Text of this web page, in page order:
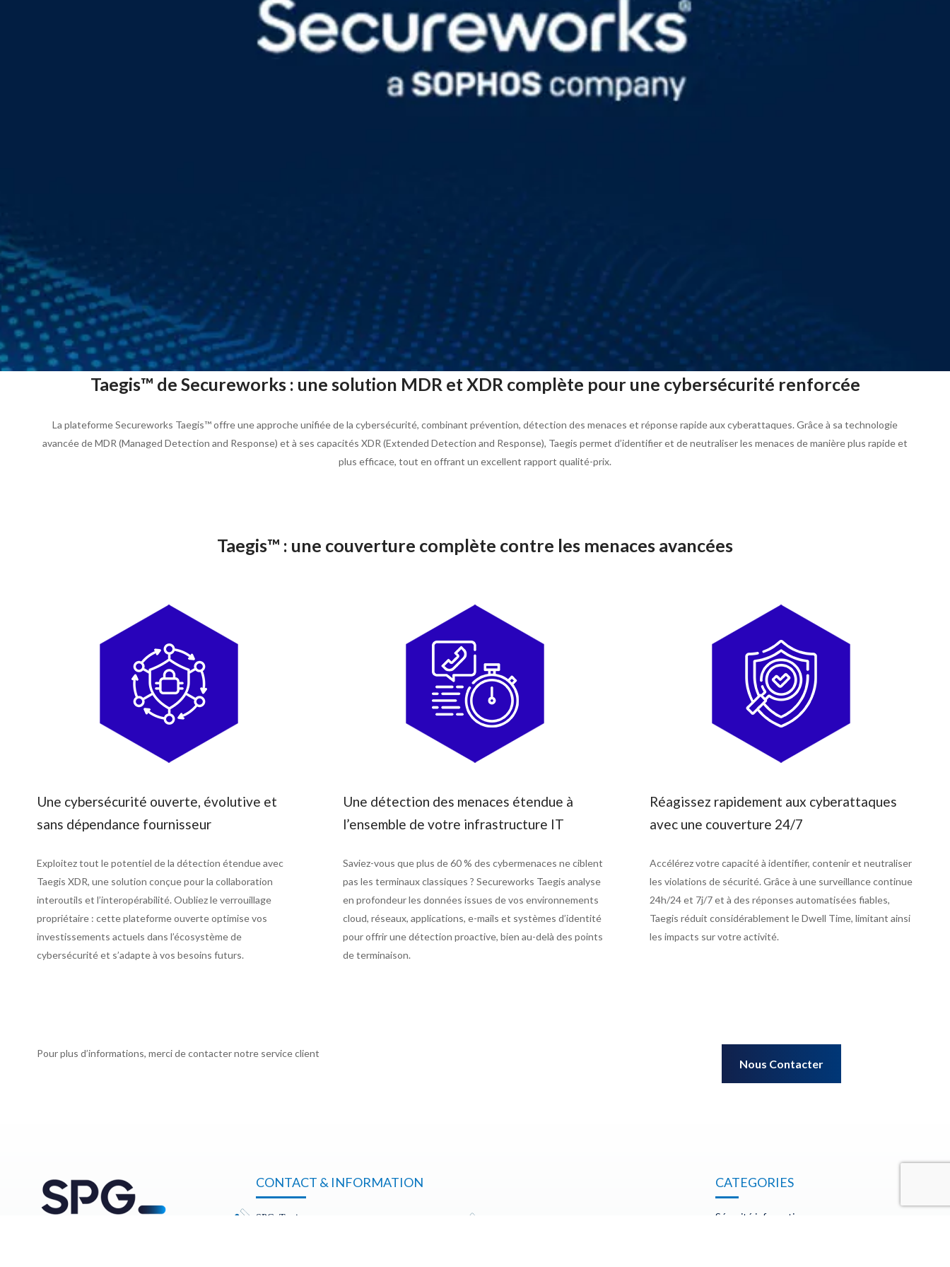
Sophos
Symantec division of Broadcom
Ubika
Taegis™ de Secureworks : une solution MDR et XDR complète pour une cybersécurité renforcée
La plateforme Secureworks Taegis™ offre une approche unifiée de la cybersécurité, combinant prévention, détection des menaces et réponse rapide aux cyberattaques. Grâce à sa technologie
avancée de MDR (Managed Detection and Response) et à ses capacités XDR (Extended Detection and Response), Taegis permet d’identifier et de neutraliser les menaces de manière plus rapide et
plus efficace, tout en offrant un excellent rapport qualité-prix.
Taegis™ : une couverture complète contre les menaces avancées
Une cybersécurité ouverte, évolutive et
sans dépendance fournisseur
Exploitez tout le potentiel de la détection étendue avec
Taegis XDR, une solution conçue pour la collaboration
interoutils et l’interopérabilité. Oubliez le verrouillage
propriétaire : cette plateforme ouverte optimise vos
investissements actuels dans l’écosystème de
cybersécurité et s’adapte à vos besoins futurs.
Une détection des menaces étendue à
l’ensemble de votre infrastructure IT
Saviez-vous que plus de 60 % des cybermenaces ne ciblent
pas les terminaux classiques ? Secureworks Taegis analyse
en profondeur les données issues de vos environnements
cloud, réseaux, applications, e-mails et systèmes d’identité
pour offrir une détection proactive, bien au-delà des points
de terminaison.
Réagissez rapidement aux cyberattaques
avec une couverture 24/7
Accélérez votre capacité à identifier, contenir et neutraliser
les violations de sécurité. Grâce à une surveillance continue
24h/24 et 7j/7 et à des réponses automatisées fiables,
Taegis réduit considérablement le Dwell Time, limitant ainsi
les impacts sur votre activité.
Pour plus d’informations, merci de contacter notre service client
Nous Contacter
CONTACT & INFORMATION
SPG Tunis
CATEGORIES
Sécurité informatique